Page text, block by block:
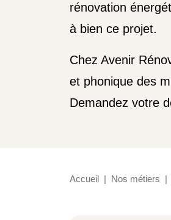
rénovation
à bien ce projet.
Chez Avenir
et phonique des
Demandez votre
Accueil Nos métiers